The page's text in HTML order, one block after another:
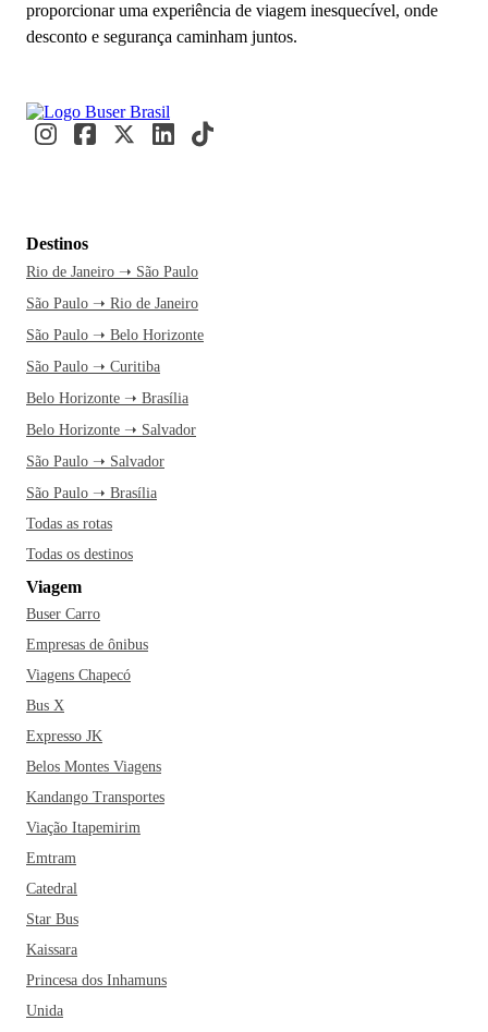
proporcionar uma experiência de viagem inesquecível, onde
desconto e segurança caminham juntos.
Destinos
Rio de Janeiro ➝ São Paulo
São Paulo ➝ Rio de Janeiro
São Paulo ➝ Belo Horizonte
São Paulo ➝ Curitiba
Belo Horizonte ➝ Brasília
Belo Horizonte ➝ Salvador
São Paulo ➝ Salvador
São Paulo ➝ Brasília
Todas as rotas
Todas os destinos
Viagem
Buser Carro
Empresas de ônibus
Viagens Chapecó
Bus X
Expresso JK
Belos Montes Viagens
Kandango Transportes
Viação Itapemirim
Emtram
Catedral
Star Bus
Kaissara
Princesa dos Inhamuns
Unida